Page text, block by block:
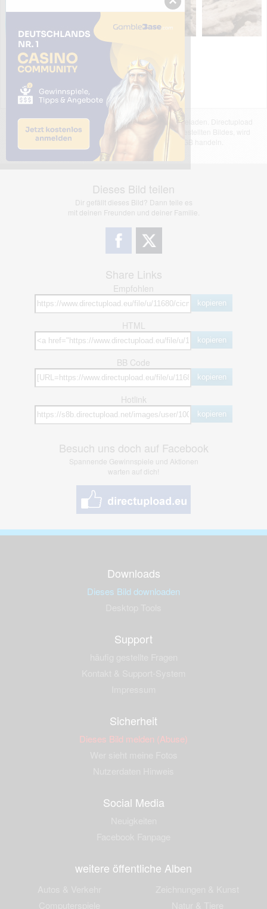
Das dargestellte Bild wurde von einem Nutzer hochgeladen. Directupload
übernimmt keinerlei Haftung für den Inhalt des dargestellten Bildes, wird
jedoch bei Verstößen nach §2(3) unserer AGB handeln.
Dieses Bild teilen
Dir gefällt dieses Bild? Dann teile es
mit deinen Freunden und deiner Familie.
Share Links
Empfohlen
kopieren
HTML
kopieren
BB Code
kopieren
Hotlink
kopieren
Besuch uns doch auf Facebook
Spannende Gewinnspiele und Aktionen
warten auf dich!
Downloads
Dieses Bild downloaden
Support
Sicherheit
Dieses Bild melden (Abuse)
Social Media
weitere öffentliche Alben